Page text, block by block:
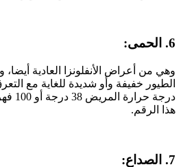
6. الحمى:
وهي من أعراض الأنفلونزا العادية أيضا،
الطيور خفيفة وأو شديدة للغاية مع
درجة
هذا الرقم.
7. الصداع: